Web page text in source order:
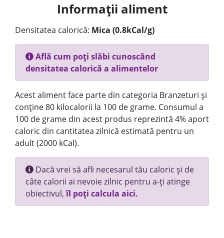
Informații aliment
Densitatea calorică: Mica (0.8kCal/g)
Află cum poți slăbi cunoscând
densitatea calorică a alimentelor
Acest aliment face parte din categoria Branzeturi și
conține 80 kilocalorii la 100 de grame. Consumul a
100 de grame din acest produs reprezintă 4% aport
caloric din cantitatea zilnică estimată pentru un
adult (2000 kCal).
Dacă vrei să afli necesarul tău caloric și de
câte calorii ai nevoie zilnic pentru a-ți atinge
obiectivul,îl poți calcula aici.